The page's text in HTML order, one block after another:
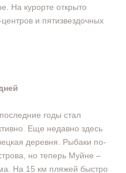
На курорте открыто
и пятизвездочных
годы стал
Еще недавно здесь
деревня. Рыбаки по-
но теперь Муйне –
На 15 км пляжей быстро